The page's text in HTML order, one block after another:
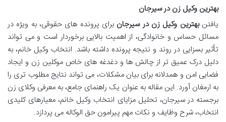
بهترین وکیل زن در سیرجان
یافتنبهترین وکیل زن در سیرجان برای پرونده های حقوقی، به ویژه در
مسائل حساس و خانوادگی، از اهمیت بالایی برخوردار است و می تواند
تأثیر بسزایی در روند و نتیجه پرونده داشته باشد. انتخاب وکیل خانم، به
دلیل درک عمیق تر از چالش ها و دغدغه های خاص موکلین زن و ایجاد
فضایی امن و همدلانه برای بیان مشکلات، می تواند نتایج مطلوب تری را
به ارمغان آورد. این مقاله به عنوان یک راهنمای جامع، به معرفی وکلای زن
برجسته در سیرجان، تحلیل مزایای انتخاب وکیل خانم، معیارهای کلیدی
انتخاب، شرح وظایف و نکات مهم پیرامون حق الوکاله می پردازد.